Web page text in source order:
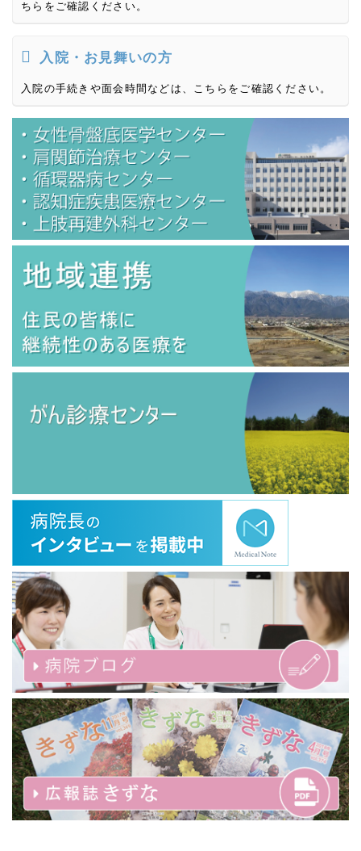
ちらをご確認ください。
入院・お見舞いの方
入院の手続きや面会時間などは、こちらをご確認ください。